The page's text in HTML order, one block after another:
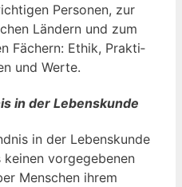
Per­so­nen, zur
Län­dern und zum
Fächern: Ethik, Prak­ti­
und Werte.
in der Lebenskunde
in der Lebens­kun­de
vor­ge­ge­be­nen
Men­schen ihrem